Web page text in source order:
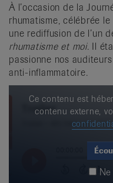
À l’occasion de la
rhumatisme, célébrée
une rediffusion de l’un
rhumatisme et moi. Il
passionne nos
anti-inflammatoire.
Ce contenu est
contenu externe,